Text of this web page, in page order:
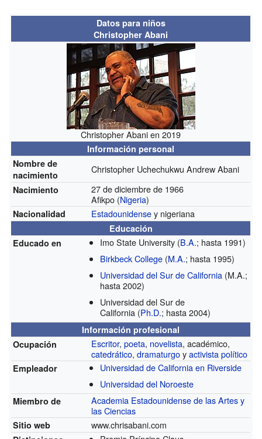
Datos para niños
Christopher Abani
Christopher Abani en 2019
Información personal
Nombre de
nacimiento
Christopher Uchechukwu Andrew Abani
Nacimiento
27 de diciembre de 1966
Afikpo (Nigeria)
Nacionalidad Estadounidensey nigeriana
Educación
Educado en
Imo State University (B.A.; hasta 1991)
Birkbeck College (M.A.; hasta 1995)
Universidad del Sur de California (M.A.;
hasta 2002)
Universidad del Sur de
California (Ph.D.; hasta 2004)
Información profesional
Ocupación
Escritor,poeta, novelista, académico,
catedrático,dramaturgoyactivista político
Empleador
Universidad de California en Riverside
Universidad del Noroeste
Miembro de
Academia Estadounidense de las Artes y
las Ciencias
Sitio web www.chrisabani.com